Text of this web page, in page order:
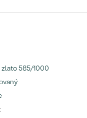
zlato 585/1000